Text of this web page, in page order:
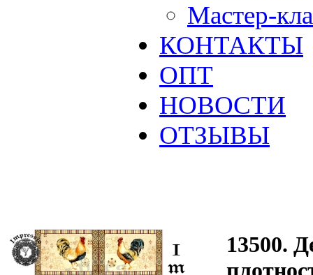
Мастер-
КОНТАКТЫ
ОПТ
НОВОСТИ
ОТЗЫВЫ
13500.